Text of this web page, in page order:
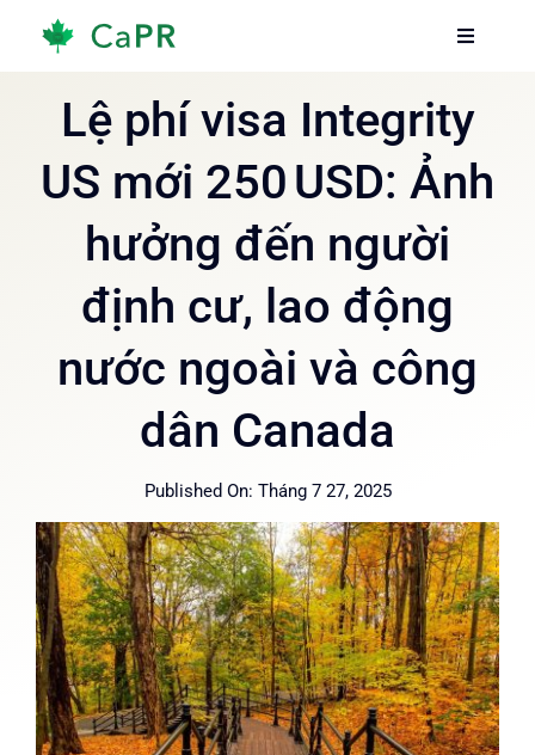
Toggle
Trang chủ
Dịch vụ
Về chúng tôi
Thông tin
Toggle
Trang chủ
Dịch vụ
Về chúng tôi
Thông tin
Lệ phí visa Integrity
US mới 250 USD: Ảnh
hưởng đến người
định cư, lao động
nước ngoài và công
dân Canada
Published On: Tháng 7 27, 2025